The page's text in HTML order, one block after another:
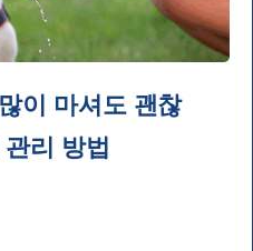
이 마셔도 괜찮
리 방법